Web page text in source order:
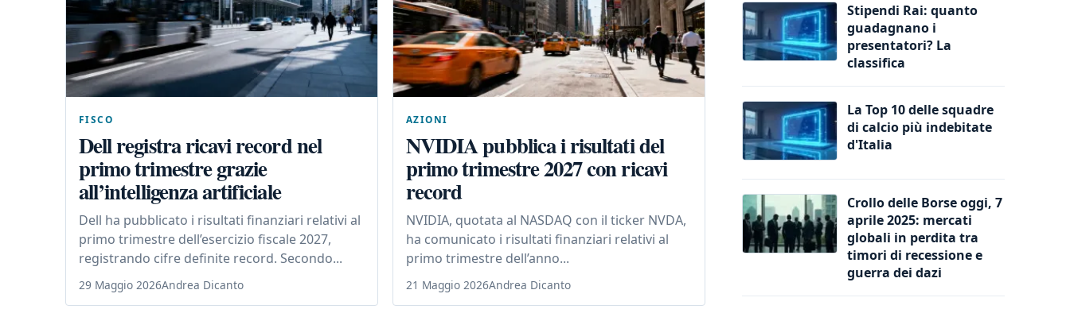
FISCO
Dell registra ricavi record nel
primo trimestre grazie
all’intelligenza artificiale
Dell ha pubblicato i risultati finanziari relativi al
primo trimestre dell’esercizio fiscale 2027,
registrando cifre definite record. Secondo...
29 Maggio 2026Andrea Dicanto
AZIONI
NVIDIA pubblica i risultati del
primo trimestre 2027 con ricavi
record
NVIDIA, quotata al NASDAQ con il ticker NVDA,
ha comunicato i risultati finanziari relativi al
primo trimestre dell’anno...
21 Maggio 2026Andrea Dicanto
Stipendi Rai: quanto
guadagnano i
presentatori? La
classifica
La Top 10 delle squadre
di calcio più indebitate
d'Italia
Crollo delle Borse oggi, 7
aprile 2025: mercati
globali in perdita tra
timori di recessione e
guerra dei dazi